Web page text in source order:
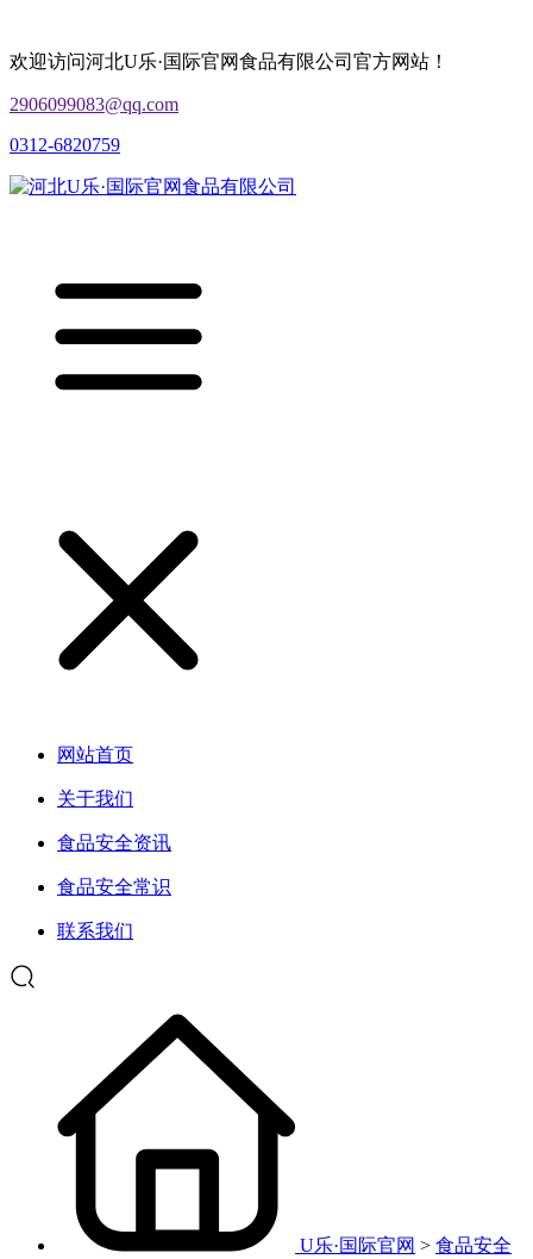
欢迎访问河北U乐·国际官网食品有限公司官方网站！
2906099083@qq.com
0312-6820759
网站首页
关于我们
食品安全资讯
食品安全常识
联系我们
U乐·国际官网 > 食品安全